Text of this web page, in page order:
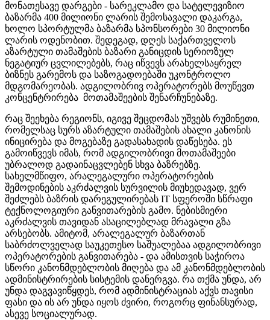
მონათესავე დარგები - სარეკლამო და სატელევიზიო
ბაზარმა 400 მილიონი ლარის შემოსავალი დაკარგა,
ხოლო სპორტულმა ბაზარმა სპონსორები 30 მილიონი
ლარის ოდენობით. შედეგად, დღეს საქართველოს
აზარტული თამაშების ბაზარი განიცდის სერიოზულ
ნეგატიურ ცვლილებებს, რაც იწვევს არახელსაყრელ
ბიზნეს გარემოს და საზოგადოებაში უკონტროლო
მდგომარეობას. ადგილობრივ ოპერატორებს მოუწევთ
კონცენტრირება მოთამაშეების შენარჩუნებაზე.
რაც შეეხება რეგიონს, იგივე შეცდომას უშვებს რუმინეთი,
რომელსაც სურს აზარტული თამაშების ახალი კანონის
ინიცირება და მოგებაზე გადასახადის დაწესება. ეს
გამოიწვევს იმას, რომ ადგილობრივი მოთამაშეები
უბრალოდ გადაინაცვლებენ სხვა ბაზრებზე.
სახელმწიფო, არალეგალური ოპერატორების
შემოდინების აკრძალვის სურვილის მიუხედავად, ვერ
შეძლებს ბაზრის დარეგულირებას IT სფეროში სწრაფი
ტექნოლოგიური განვითარების გამო. ნებისმიერი
აკრძალვის თავიდან ასაცილებლად მრავალი გზა
არსებობს. ამიტომ, არალეგალურ ბაზართან
საბრძოლველად საუკეთესო საშუალებაა ადგილობრივი
ოპერატორების განვითარება - და ამისთვის საჭიროა
სწორი კანონმდებლობის მიღება და ამ კანონმდებლობის
ადმინისტრირების სისტემის დანერგვა. რა თქმა უნდა, არ
უნდა დაგვავიწყდეს, რომ ადმინისტრაციას აქვს თავისი
ფასი და ის არ უნდა იყოს ძვირი, როგორც ფინანსურად,
ასევე სოციალურად.